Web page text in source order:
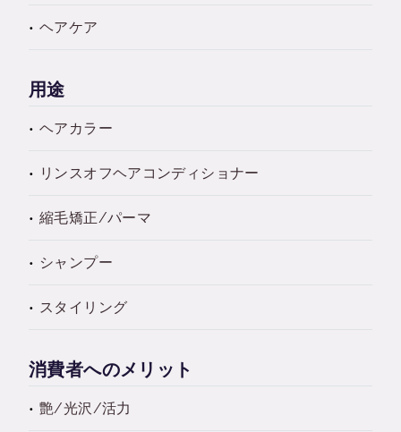
ヘアケア
用途
ヘアカラー
リンスオフヘアコンディショナー
縮毛矯正/パーマ
シャンプー
スタイリング
消費者へのメリット
艶/光沢/活力